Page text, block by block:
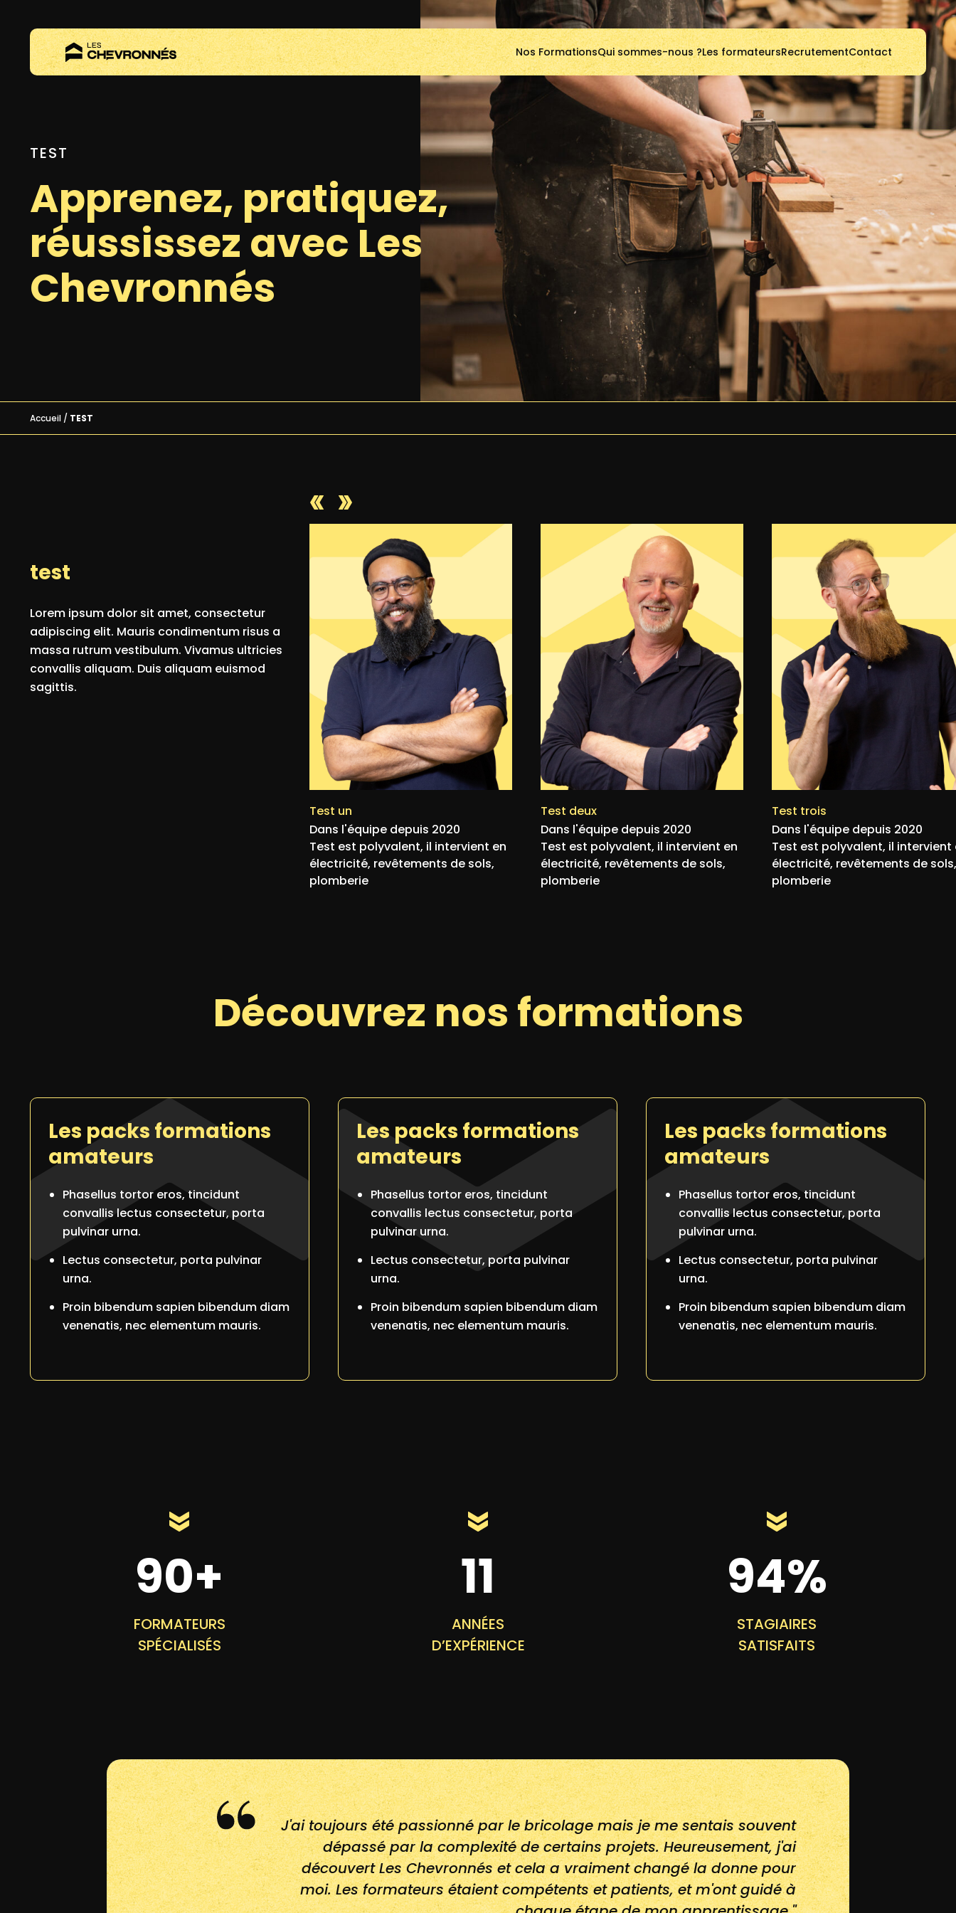
Nos FormationsQui sommes-nous ?Les formateursRecrutementContact
TEST
Apprenez, pratiquez,
réussissez avec Les
Chevronnés
Accueil / TEST
test
Lorem ipsum dolor sit amet, consectetur
adipiscing elit. Mauris condimentum risus a
massa rutrum vestibulum. Vivamus ultricies
convallis aliquam. Duis aliquam euismod
sagittis.
Test un
Dans l'équipe depuis 2020
Test est polyvalent, il intervient en
électricité, revêtements de sols,
plomberie
Test deux
Dans l'équipe depuis 2020
Test est polyvalent, il intervient en
électricité, revêtements de sols,
plomberie
Test trois
Dans l'équipe depuis 2020
Test est polyvalent, il intervient
électricité, revêtements de sols,
plomberie
Découvrez nos formations
Les packs formations
amateurs
Phasellus tortor eros, tincidunt
convallis lectus consectetur, porta
pulvinar urna.
Lectus consectetur, porta pulvinar
urna.
Proin bibendum sapien bibendum diam
venenatis, nec elementum mauris.
Les packs formations
amateurs
Phasellus tortor eros, tincidunt
convallis lectus consectetur, porta
pulvinar urna.
Lectus consectetur, porta pulvinar
urna.
Proin bibendum sapien bibendum diam
venenatis, nec elementum mauris.
Les packs formations
amateurs
Phasellus tortor eros, tincidunt
convallis lectus consectetur, porta
pulvinar urna.
Lectus consectetur, porta pulvinar
urna.
Proin bibendum sapien bibendum diam
venenatis, nec elementum mauris.
90+
FORMATEURS
SPÉCIALISÉS
11
ANNÉES
D’EXPÉRIENCE
94%
STAGIAIRES
SATISFAITS
J'ai toujours été passionné par le bricolage mais je me sentais souvent
dépassé par la complexité de certains projets. Heureusement, j'ai
découvert Les Chevronnés et cela a vraiment changé la donne pour
moi. Les formateurs étaient compétents et patients, et m'ont guidé à